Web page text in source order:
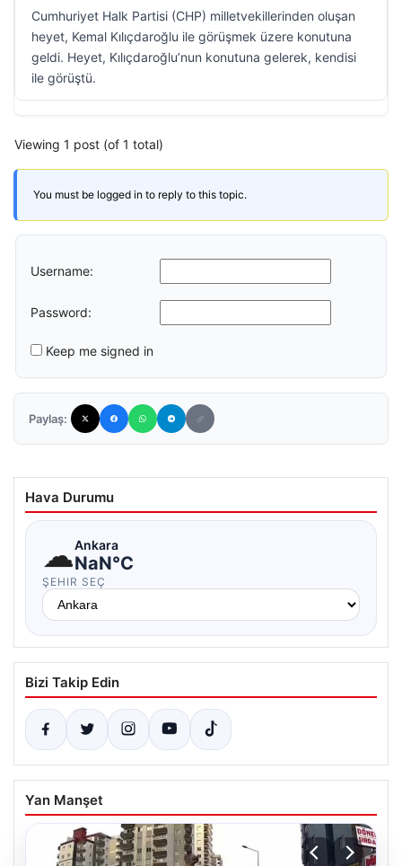
Cumhuriyet Halk Partisi (CHP) milletvekillerinden oluşan
heyet, Kemal Kılıçdaroğlu ile görüşmek üzere konutuna
geldi. Heyet, Kılıçdaroğlu’nun konutuna gelerek, kendisi
ile görüştü.
Viewing 1 post (of 1 total)
You must be logged in to reply to this topic.
Username:
Password:
Keep me signed in
Paylaş:
Hava Durumu
☁Ankara
NaN°C
ŞEHIR SEÇ
Bizi Takip Edin
Yan Manşet